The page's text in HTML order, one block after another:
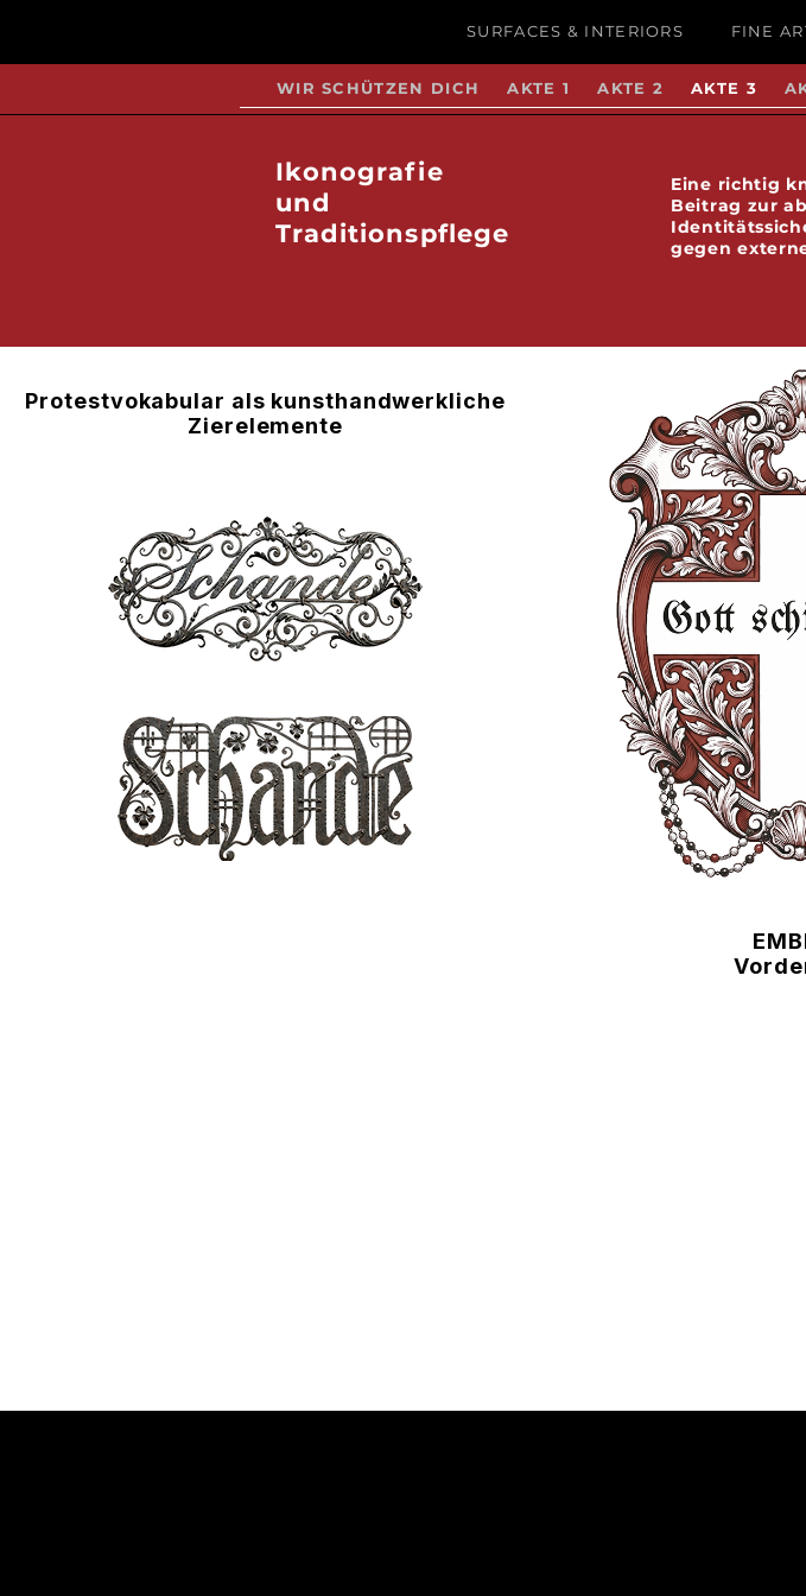
SURFACES & INTERIORS FINE
WIR SCHÜTZEN DICH AKTE 1 AKTE 2 AKTE 3
Ikonografie
und
Traditionspflege
Eine richtig
Beitrag zur
gegen
Protestvokabular als kunsthandwerkliche
Zierelemente